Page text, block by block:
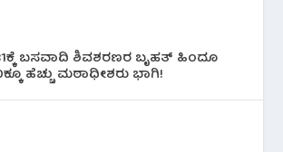
ಬಸವಾದಿ ಶಿವಶರಣರ ಬೃಹತ್ ಹಿಂದೂ
ಹೆಚ್ಚು ಮಠಾಧೀಶರು ಭಾಗಿ!